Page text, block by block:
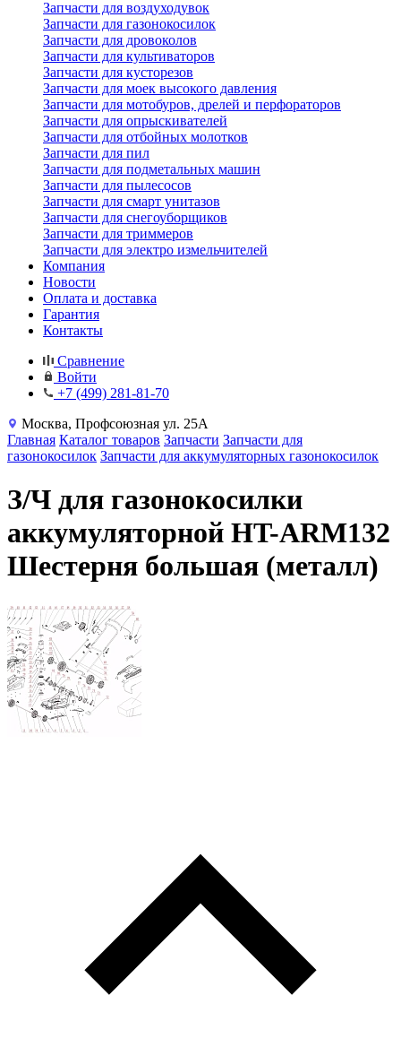
Запчасти для воздуходувок
Запчасти для газонокосилок
Запчасти для дровоколов
Запчасти для культиваторов
Запчасти для кусторезов
Запчасти для моек высокого давления
Запчасти для мотобуров, дрелей и перфораторов
Запчасти для опрыскивателей
Запчасти для отбойных молотков
Запчасти для пил
Запчасти для подметальных машин
Запчасти для пылесосов
Запчасти для смарт унитазов
Запчасти для снегоуборщиков
Запчасти для триммеров
Запчасти для электро измельчителей
Компания
Новости
Оплата и доставка
Гарантия
Контакты
Сравнение
Войти
+7 (499) 281-81-70
Москва, Профсоюзная ул. 25А
Главная Каталог товаров Запчасти Запчасти для
газонокосилок Запчасти для аккумуляторных газонокосилок
З/Ч для газонокосилки
аккумуляторной HT-ARM132
Шестерня большая (металл)